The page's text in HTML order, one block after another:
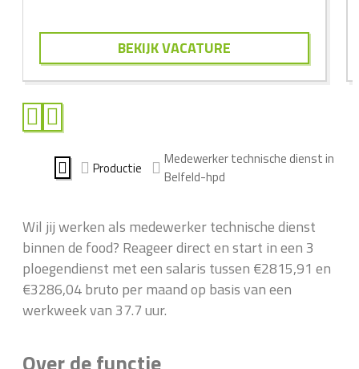
BEKIJK VACATURE
Productie
Medewerker technische dienst in
Belfeld-hpd
Wil jij werken als medewerker technische dienst
binnen de food? Reageer direct en start in een 3
ploegendienst met een salaris tussen €2815,91 en
€3286,04 bruto per maand op basis van een
werkweek van 37.7 uur.